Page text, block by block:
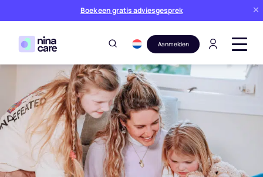
Boek een gratis adviesgesprek
Aanmelden